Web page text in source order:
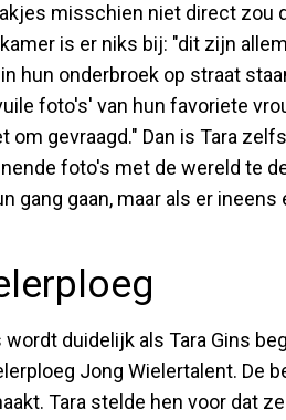
misschien niet direct zou
is er niks bij: "dit zijn
hun onderbroek op straat
foto's' van hun favoriete
gevraagd." Dan is Tara
foto's met de wereld te
gang gaan, maar als er ineens
duidelijk als Tara Gins
Jong Wielertalent. De
Tara stelde hen voor dat